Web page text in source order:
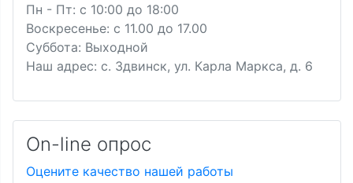
Пн - Пт: c 10:00 до 18:00
Воскресенье: с 11.00 до 17.00
Суббота: Выходной
Наш адрес: с. Здвинск, ул. Карла Маркса, д. 6
On-line опрос
Оцените качество нашей работы